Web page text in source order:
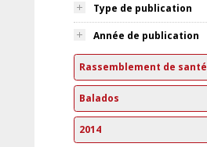
Type de publication
Année de publication
Rassemblement de santé
Balados
2014